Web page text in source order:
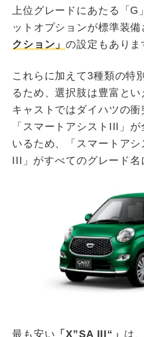
上位グレードにあたる「G
ットオプションが標準装備
クション」の設定もありま
これらに加えて3種類の特
るため、選択肢は豊富とい
キャストではダイハツの
「スマートアシストIII」
いるため、「スマートア
III」がすべてのグレード名
最も安い 「X”SA III“」 は